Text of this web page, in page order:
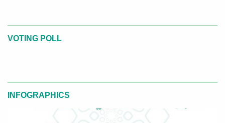
VOTING POLL
INFOGRAPHICS